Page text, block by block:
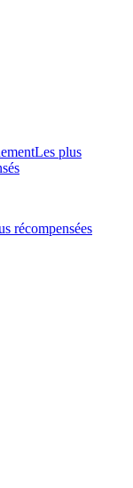
Les plus
récompensées